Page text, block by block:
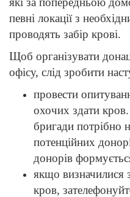
певні локації з
проводять забір крові.
Щоб організувати
офісу, слід зробити
провести
охочих здати
бригади потрібно
потенційних
донорів
якщо визначилися
кров,